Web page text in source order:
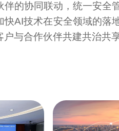
伴的协同联动，统一安全
快AI技术在安全领域的落
户与合作伙伴共建共治共